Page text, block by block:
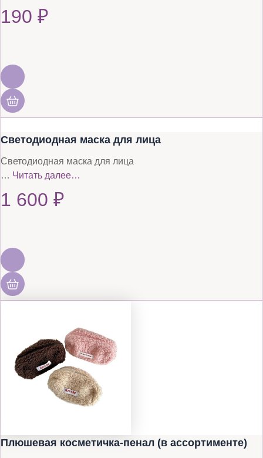
190 ₽
Светодиодная маска для лица
Светодиодная маска для лица
… Читать далее…
1 600 ₽
Плюшевая косметичка-пенал (в ассортименте)